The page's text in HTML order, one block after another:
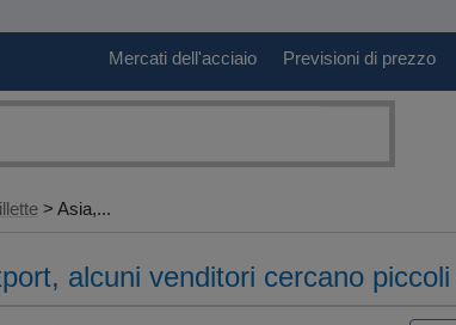
Mercati dell'acciaio Previsioni di prezzo
> Asia,...
alcuni venditori cercano